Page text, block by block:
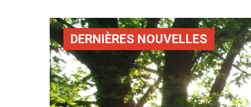
DERNIÈRES NOUVELLES